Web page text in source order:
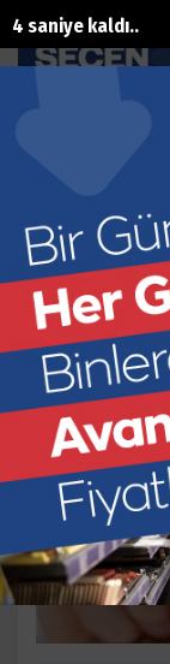
3 saniye kaldı..
Kripto
Ana Sayfa